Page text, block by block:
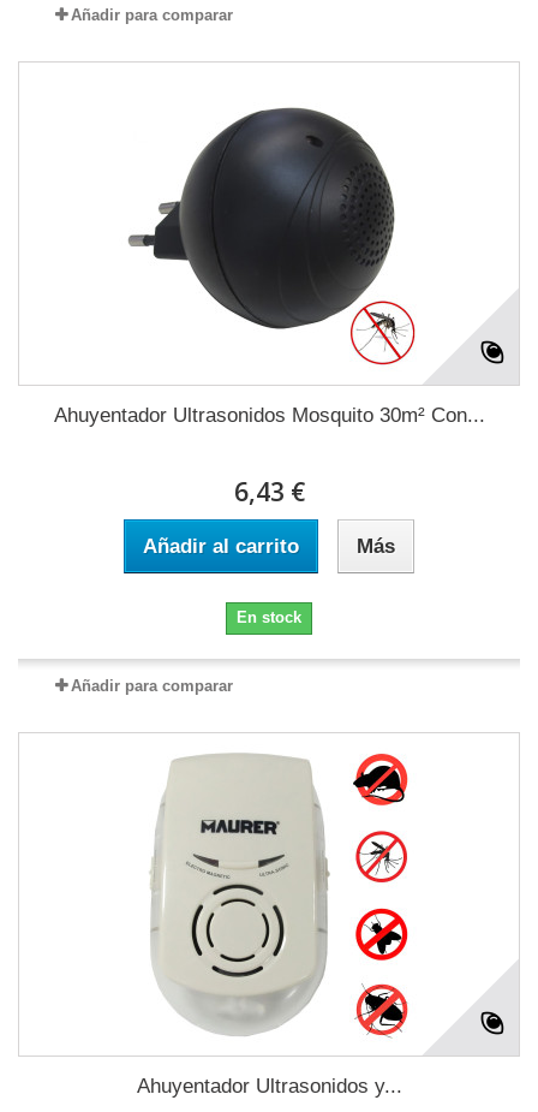
Añadir para comparar
Ahuyentador Ultrasonidos Mosquito 30m² Con...
6,43 €
Añadir al carrito Más
En stock
Añadir para comparar
Ahuyentador Ultrasonidos y...